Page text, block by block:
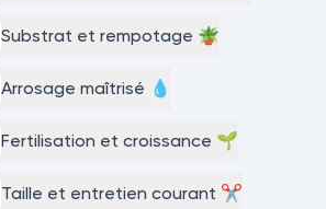
Substrat et rempotage 🪴
Arrosage maîtrisé 💧
Fertilisation et croissance 🌱
Taille et entretien courant ✂️